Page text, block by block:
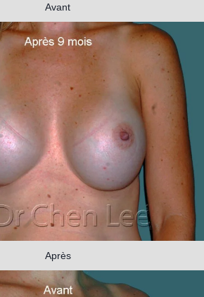
Avant
Après